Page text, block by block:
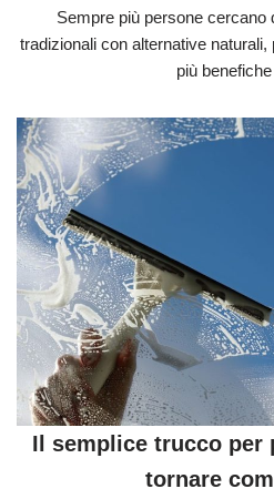
Sempre più persone cercano
tradizionali con alternative
più
Il semplice trucco
tornare